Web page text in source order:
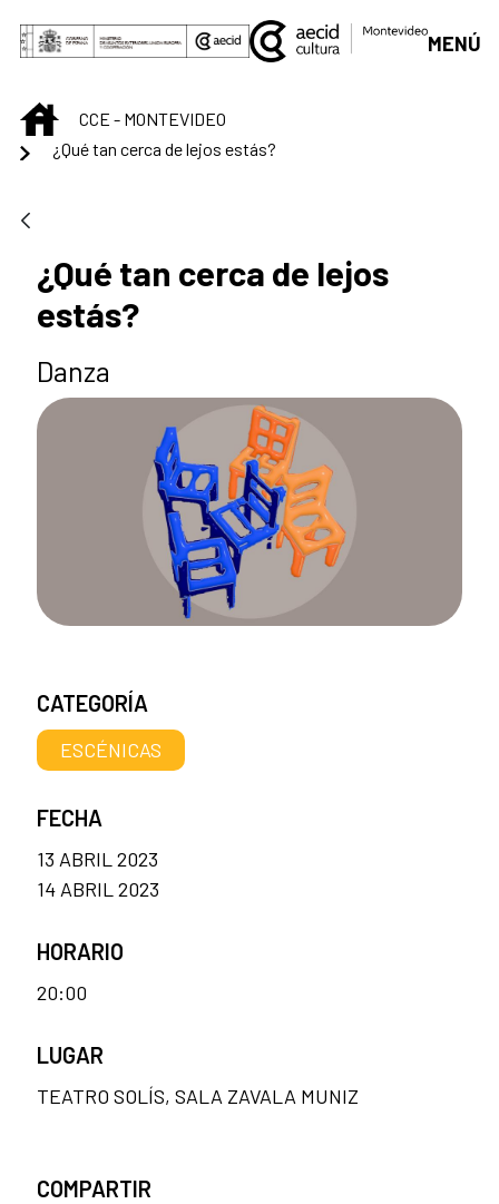
Saltar al contenido principal
MENÚ
INICIOCCE - MONTEVIDEO
¿Qué tan cerca de lejos estás?
¿Qué tan cerca de lejos
estás?
Danza
CATEGORÍA
ESCÉNICAS
FECHA
13 ABRIL 2023
14 ABRIL 2023
HORARIO
20:00
LUGAR
TEATRO SOLÍS, SALA ZAVALA MUNIZ
COMPARTIR